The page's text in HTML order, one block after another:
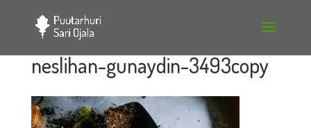
neslihan-gunaydin-3493copy